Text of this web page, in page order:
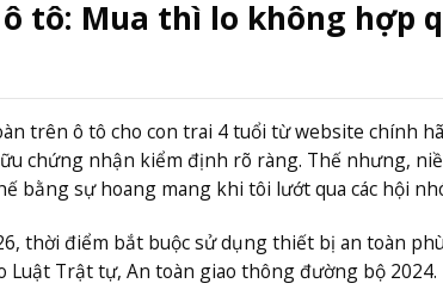
tô: Mua thì lo không hợp
trên ô tô cho con trai 4 tuổi từ website chính
chứng nhận kiểm định rõ ràng. Thế nhưng,
bằng sự hoang mang khi tôi lướt qua các hội
thời điểm bắt buộc sử dụng thiết bị an toàn
Luật Trật tự, An toàn giao thông đường bộ 2024.